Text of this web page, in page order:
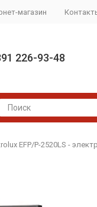
магазин
226-93-48
EFP/P-2520LS -